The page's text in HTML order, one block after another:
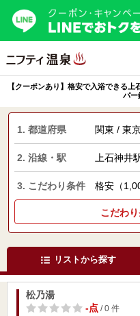
【クーポンあり】格安で入浴できる
パー
1. 都道府県 関東 / 東
2. 沿線・駅 上石神井
3. こだわり条件 格安（
こだわ
リストから探す
松乃湯
-点/ 0 件